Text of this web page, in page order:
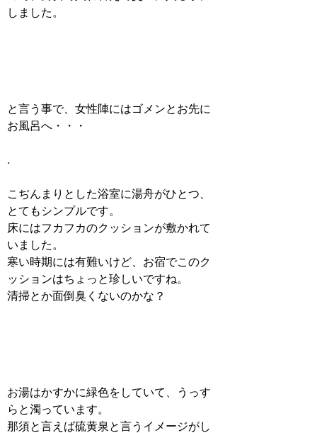
しました。
と言う事で、女性陣にはゴメンとお先に
お風呂へ・・・
.
こぢんまりとした浴室に湯舟がひとつ、
とてもシンプルです。
床にはフカフカのクッションが敷かれて
いました。
寒い時期には有難いけど、お宿でこのク
ッションはちょっと珍しいですね。
清掃とか面倒臭くないのかな？
お湯はかすかに緑色をしていて、うっす
らと濁っています。
那須と言えば硫黄泉と言うイメージがし